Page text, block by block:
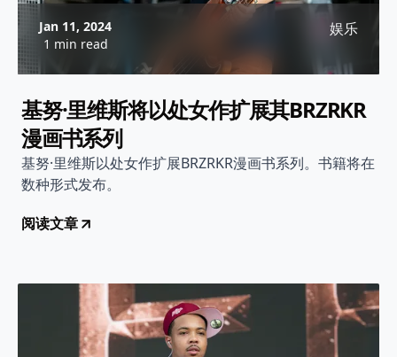
Jan 11, 2024
1 min read
娱乐
基努·里维斯将以处女作扩展其BRZRKR
漫画书系列
基努·里维斯以处女作扩展BRZRKR漫画书系列。书籍将在
数种形式发布。
阅读文章